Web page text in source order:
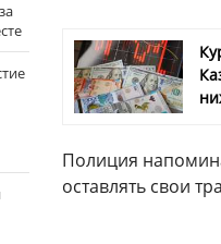
Полиция
оставлять свои